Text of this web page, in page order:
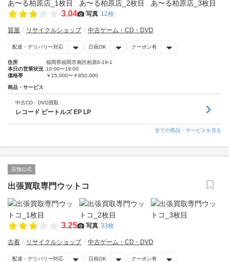
3.04 写真 12枚
質屋 リサイクルショップ 中古ゲーム・CD・DVD
配達・デリバリー対応 日祝OK クーポン有
住所
福岡県福岡市南区柏原6-19-1
本日の営業状況 10:00〜19:00
価格帯
￥15,000〜￥850,000
商品・サービス
中古CD・DVD買取
レコード ビートルズ EP LP
全ての商品・サービスを見る
店舗公式
出張買取専門ウットコ
3.25 写真 33枚
古着 リサイクルショップ 中古ゲーム・CD・DVD
配達・デリバリー対応 日祝OK クーポン有